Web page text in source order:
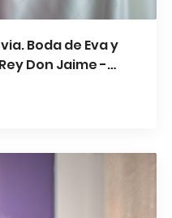
Boda de Eva y
Don Jaime -